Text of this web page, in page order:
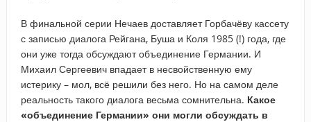
В финальной серии Нечаев доставляет Горбачёву кассету
с записью диалога Рейгана, Буша и Коля 1985 (!) года, где
они уже тогда обсуждают объединение Германии. И
Михаил Сергеевич впадает в несвойственную ему
истерику – мол, всё решили без него. Но на самом деле
реальность такого диалога весьма сомнительна. Какое
«объединение Германии» они могли обсуждать в